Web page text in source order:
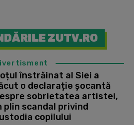
ZUTV.RO
înstrăinat al Siei a
o declarație șocantă
sobrietatea artistei,
plin scandal privind
copilului